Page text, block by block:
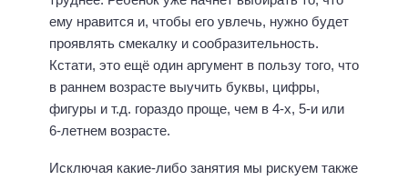
ему нравится и, чтобы его увлечь, нужно будет
проявлять смекалку и сообразительность.
Кстати, это ещё один аргумент в пользу того, что
в раннем возрасте выучить буквы, цифры,
фигуры и т.д. гораздо проще, чем в 4-х, 5-и или
6-летнем возрасте.
Исключая какие-либо занятия мы рискуем также